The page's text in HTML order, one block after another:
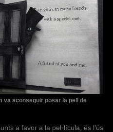
va aconseguir posar la pell de
a favor a la pel·lícula, és l’ús